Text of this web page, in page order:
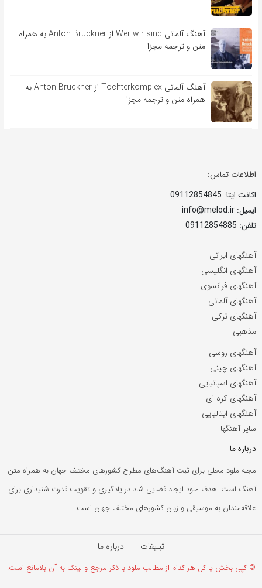
آهنگ آلمانی Wer wir sind از Anton Bruckner به همراه
متن و ترجمه مجزا
آهنگ آلمانی Tochterkomplex از Anton Bruckner به
همراه متن و ترجمه مجزا
اطلاعات تماس:
اکانت ایتا: 09112854845
ایمیل: info@melod.ir
تلفن: 09112854885
آهنگهای ایرانی
آهنگهای انگلیسی
آهنگهای فرانسوی
آهنگهای آلمانی
آهنگهای ترکی
مذهبی
آهنگهای روسی
آهنگهای چینی
آهنگهای اسپانیایی
آهنگهای کره ای
آهنگهای ایتالیایی
سایر آهنگها
درباره ما
مجله ملود محلی برای ثبت آهنگ‌های مطرح کشورهای مختلف جهان به همراه متن
آهنگ است. هدف ملود ایجاد فضایی شاد در یادگیری و تقویت قدرت شنیداری برای
علاقه‌مندان به موسیقی و زبان کشورهای مختلف جهان است.
تبلیغات درباره ما
© کپی بخش یا کل هر کدام از مطالب ملود با ذکر مرجع و لینک به آن بلامانع است.